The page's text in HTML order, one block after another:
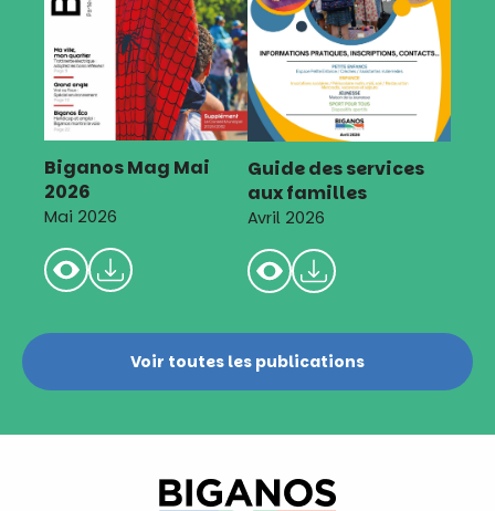
Biganos Mag Mai
2026
Mai 2026
Guide des services
aux familles
Avril 2026
Voir toutes les publications